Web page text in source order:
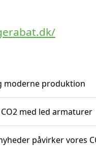
moderne produktion
med led armaturer
påvirker vores